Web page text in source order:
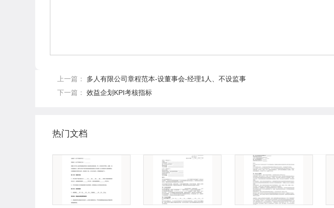
上一篇： 多人有限公司章程范本-设董事会-经理1人、不设监事
下一篇： 效益企划KPI考核指标
热门文档